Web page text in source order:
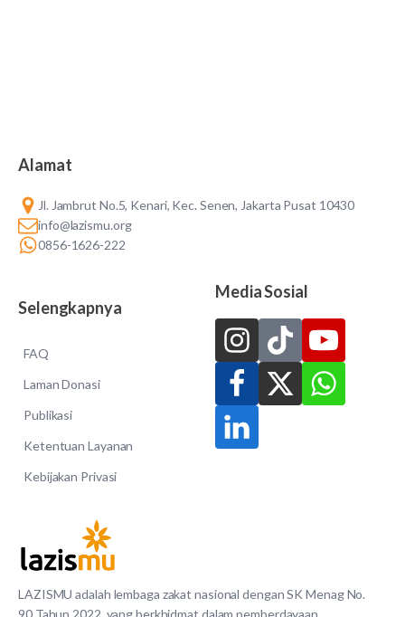
LAZISMU adalah lembaga zakat nasional dengan SK Menag No.
Alamat
Jl. Jambrut No.5, Kenari, Kec. Senen, Jakarta Pusat 10430
info@lazismu.org
0856-1626-222
Selengkapnya
FAQ
Laman Donasi
Publikasi
Ketentuan Layanan
Kebijakan Privasi
Media Sosial